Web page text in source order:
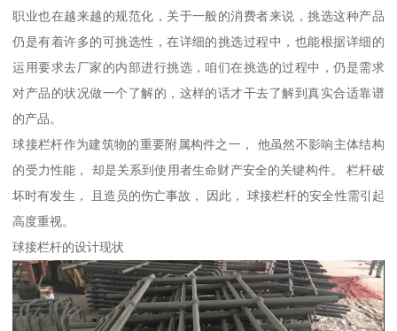
职业也在越来越的规范化，关于一般的消费者来说，挑选这种产品
仍是有着许多的可挑选性，在详细的挑选过程中，也能根据详细的
运用要求去厂家的内部进行挑选，咱们在挑选的过程中，仍是需求
对产品的状况做一个了解的，这样的话才干去了解到真实合适靠谱
的产品。
球接栏杆作为建筑物的重要附属构件之一， 他虽然不影响主体结构
的受力性能， 却是关系到使用者生命财产安全的关键构件。 栏杆破
坏时有发生， 且造员的伤亡事故， 因此， 球接栏杆的安全性需引起
高度重视。
球接栏杆的设计现状